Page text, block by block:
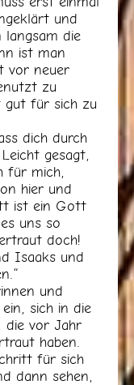
und
langsam die
ist man
vor neuer
zu
gut für sich zu
dich durch
gesagt,
für mich,
hier und
ist ein Gott
uns so
doch!
Isaaks und
und
sich in die
die vor Jahr
haben.
für sich
dann sehen,